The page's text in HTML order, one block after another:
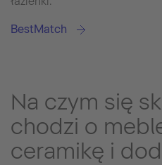
BestMatch
Na czym się
chodzi o
ceramikę i